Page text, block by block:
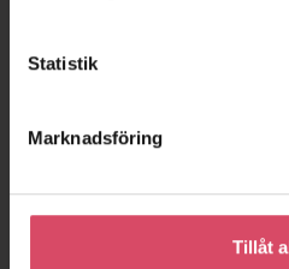
Statistik
Marknadsföring
Tillåt